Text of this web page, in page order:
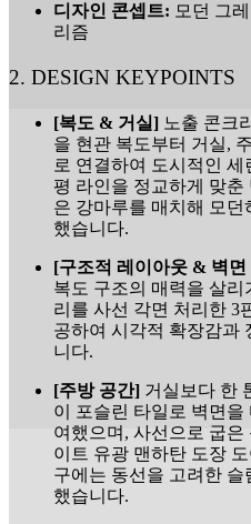
디자인 콘셉트: 모던 그
리즘
2. DESIGN KEYPOINTS
[복도 & 거실] 노출 콘크
을 현관 복도부터 거실,
로 연결하여 도시적인 세
평 라인을 정교하게 맞
은 강마루를 매치해 모
했습니다.
[구조적 레이아웃 & 벽면
복도 구조의 매력을 살
리를 사선 각면 처리한 3
공하여 시각적 확장감과
니다.
[주방 공간] 거실보다 한
이 포슬린 타일로 벽면
여했으며, 사선으로 굽
이트 유광 맨하탄 도장
구에는 동선을 고려한 슬
했습니다.